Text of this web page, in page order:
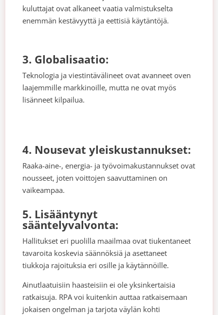
kuluttajat ovat alkaneet vaatia valmistukselta
enemmän kestävyyttä ja eettisiä käytäntöjä.
3. Globalisaatio:
Teknologia ja viestintävälineet ovat avanneet oven
laajemmille markkinoille, mutta ne ovat myös
lisänneet kilpailua.
4. Nousevat yleiskustannukset:
Raaka-aine-, energia- ja työvoimakustannukset ovat
nousseet, joten voittojen saavuttaminen on
vaikeampaa.
5. Lisääntynyt
sääntelyvalvonta:
Hallitukset eri puolilla maailmaa ovat tiukentaneet
tavaroita koskevia säännöksiä ja asettaneet
tiukkoja rajoituksia eri osille ja käytännöille.
Ainutlaatuisiin haasteisiin ei ole yksinkertaisia
ratkaisuja. RPA voi kuitenkin auttaa ratkaisemaan
jokaisen ongelman ja tarjota väylän kohti